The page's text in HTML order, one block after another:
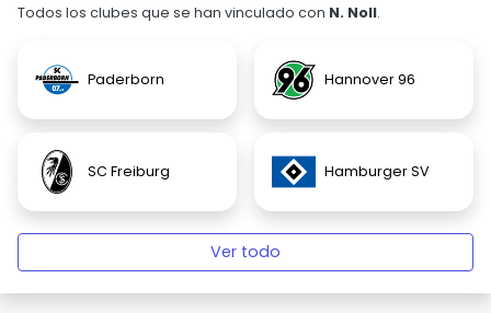
Todos los clubes que se han vinculado con N. Noll.
Paderborn Hannover 96
SC Freiburg Hamburger SV
Ver todo